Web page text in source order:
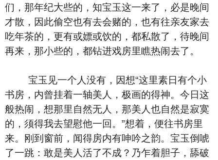
们，那年纪大些的，知宝玉这一来了，必是晚间
才散，因此偷空也有去会赌的，也有往亲友家去
吃年茶的，更有或嫖或饮的，都私散了，待晚间
再来，那小些的，都钻进戏房里瞧热闹去了。
宝玉见一个人没有，因想“这里素日有个小
书房，内曾挂着一轴美人，极画的得神。今日这
般热闹，想那里自然无人，那美人也自然是寂寞
的，须得我去望慰他一回。”想着，便往书房里
来。刚到窗前，闻得房内有呻吟之韵。宝玉倒唬
了一跳：敢是美人活了不成？乃乍着胆子，舔破